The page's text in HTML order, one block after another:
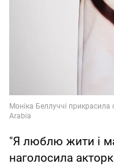
"Я люблю жити і
наголосила